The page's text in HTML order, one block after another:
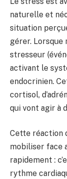
naturelle et
situation
gérer. Lorsque
stresseur
activant le
endocrinien.
cortisol,
qui vont agir à
Cette réaction
mobiliser face
rapidement :
rythme